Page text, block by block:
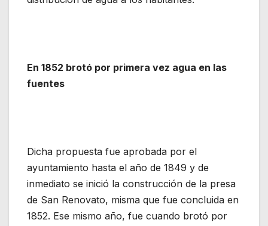
En 1852 brotó por primera vez agua en las
fuentes
Dicha propuesta fue aprobada por el
ayuntamiento hasta el año de 1849 y de
inmediato se inició la construcción de la presa
de San Renovato, misma que fue concluida en
1852. Ese mismo año, fue cuando brotó por